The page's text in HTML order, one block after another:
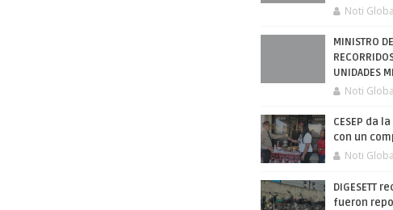
Noti
MINISTRO
UNIDADES
Noti
CESEP da
con un
Noti
DIGESETT
fueron